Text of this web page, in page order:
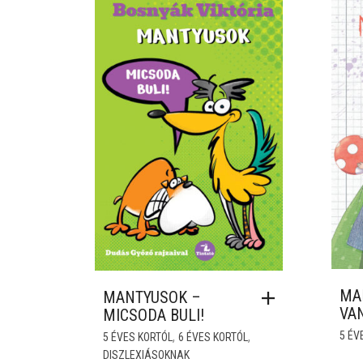
MANTYUSOK –
MICSODA BULI!
5 ÉVES KORTÓL , 6 ÉVES KORTÓL ,
DISZLEXIÁSOKNAK
5